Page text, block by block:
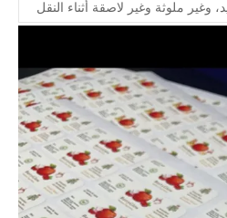
وغير ملوثة وغير لاصقة أثناء النقل